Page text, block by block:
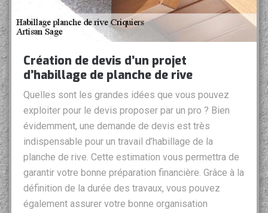
Création de devis d’un projet
d’habillage de planche de rive
Quelles sont les grandes idées que vous pouvez
exploiter pour le devis proposer par un pro ? Bien
évidemment, une demande de devis est très
indispensable pour un travail d’habillage de la
planche de rive. Cette estimation vous permettra de
garantir votre bonne préparation financière. Grâce à la
définition de la durée des travaux, vous pouvez
également assurer votre bonne organisation